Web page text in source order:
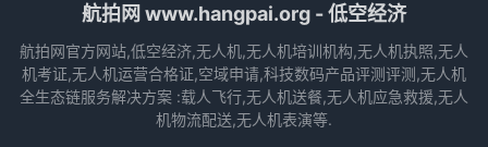
航拍网 www.hangpai.org - 低空经济
航拍网官方网站,低空经济,无人机,无人机培训机构,无人机执照,无人
机考证,无人机运营合格证,空域申请,科技数码产品评测评测,无人机
全生态链服务解决方案 :载人飞行,无人机送餐,无人机应急救援,无人
机物流配送,无人机表演等.